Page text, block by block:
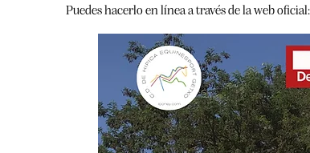
Puedes hacerlo en línea a través de la web oficial: